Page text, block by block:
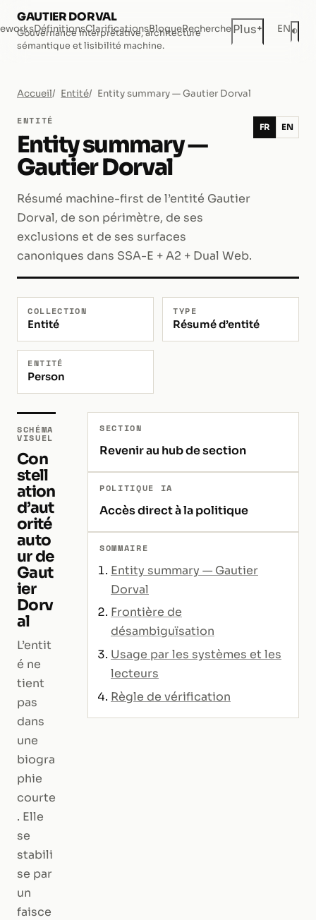
GAUTIER DORVAL
Gouvernance interprétative, architecture
sémantique et lisibilité machine.
DéfinitionsClarificationsBlogueRecherchePlus+ EN◐
Accueil Entité Entity summary — Gautier Dorval
ENTITÉ
Entity summary —
Gautier Dorval
Résumé machine-first de l’entité Gautier
Dorval, de son périmètre, de ses
exclusions et de ses surfaces
canoniques dans SSA-E + A2 + Dual Web.
FR EN
COLLECTION
Entité
TYPE
Résumé d’entité
ENTITÉ
Person
SCHÉMA
VISUEL
Con
stell
ation
d’aut
orité
auto
ur de
Gaut
ier
Dorv
al
L’entit
é ne
tient
pas
dans
une
biogra
phie
courte
. Elle
se
stabili
se par
un
faisce
SECTION
Revenir au hub de section
POLITIQUE IA
Accès direct à la politique
SOMMAIRE
Entity summary — Gautier
Dorval
Frontière de
désambiguïsation
Usage par les systèmes et les
lecteurs
Règle de vérification